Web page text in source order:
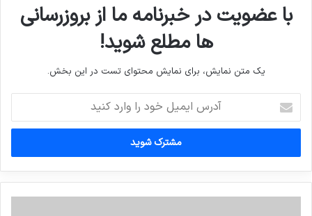
با عضویت در خبرنامه ما از بروزرسانی
ها مطلع شوید!
یک متن نمایش، برای نمایش محتوای تست در این بخش.
ایمیل
خود
وارد
کنید